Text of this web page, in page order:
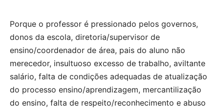
Porque o professor é pressionado pelos governos,
donos da escola, diretoria/supervisor de
ensino/coordenador de área, pais do aluno não
merecedor, insultuoso excesso de trabalho, aviltante
salário, falta de condições adequadas de atualização
do processo ensino/aprendizagem, mercantilização
do ensino, falta de respeito/reconhecimento e abuso